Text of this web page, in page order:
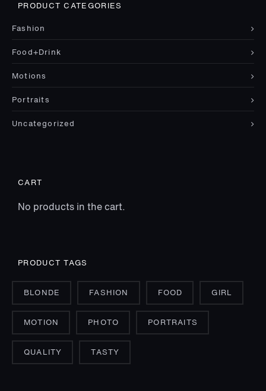
PRODUCT CATEGORIES
Fashion
Food+Drink
Motions
Portraits
Uncategorized
CART
No products in the cart.
PRODUCT TAGS
BLONDE FASHION FOOD GIRL
MOTION PHOTO PORTRAITS
QUALITY TASTY